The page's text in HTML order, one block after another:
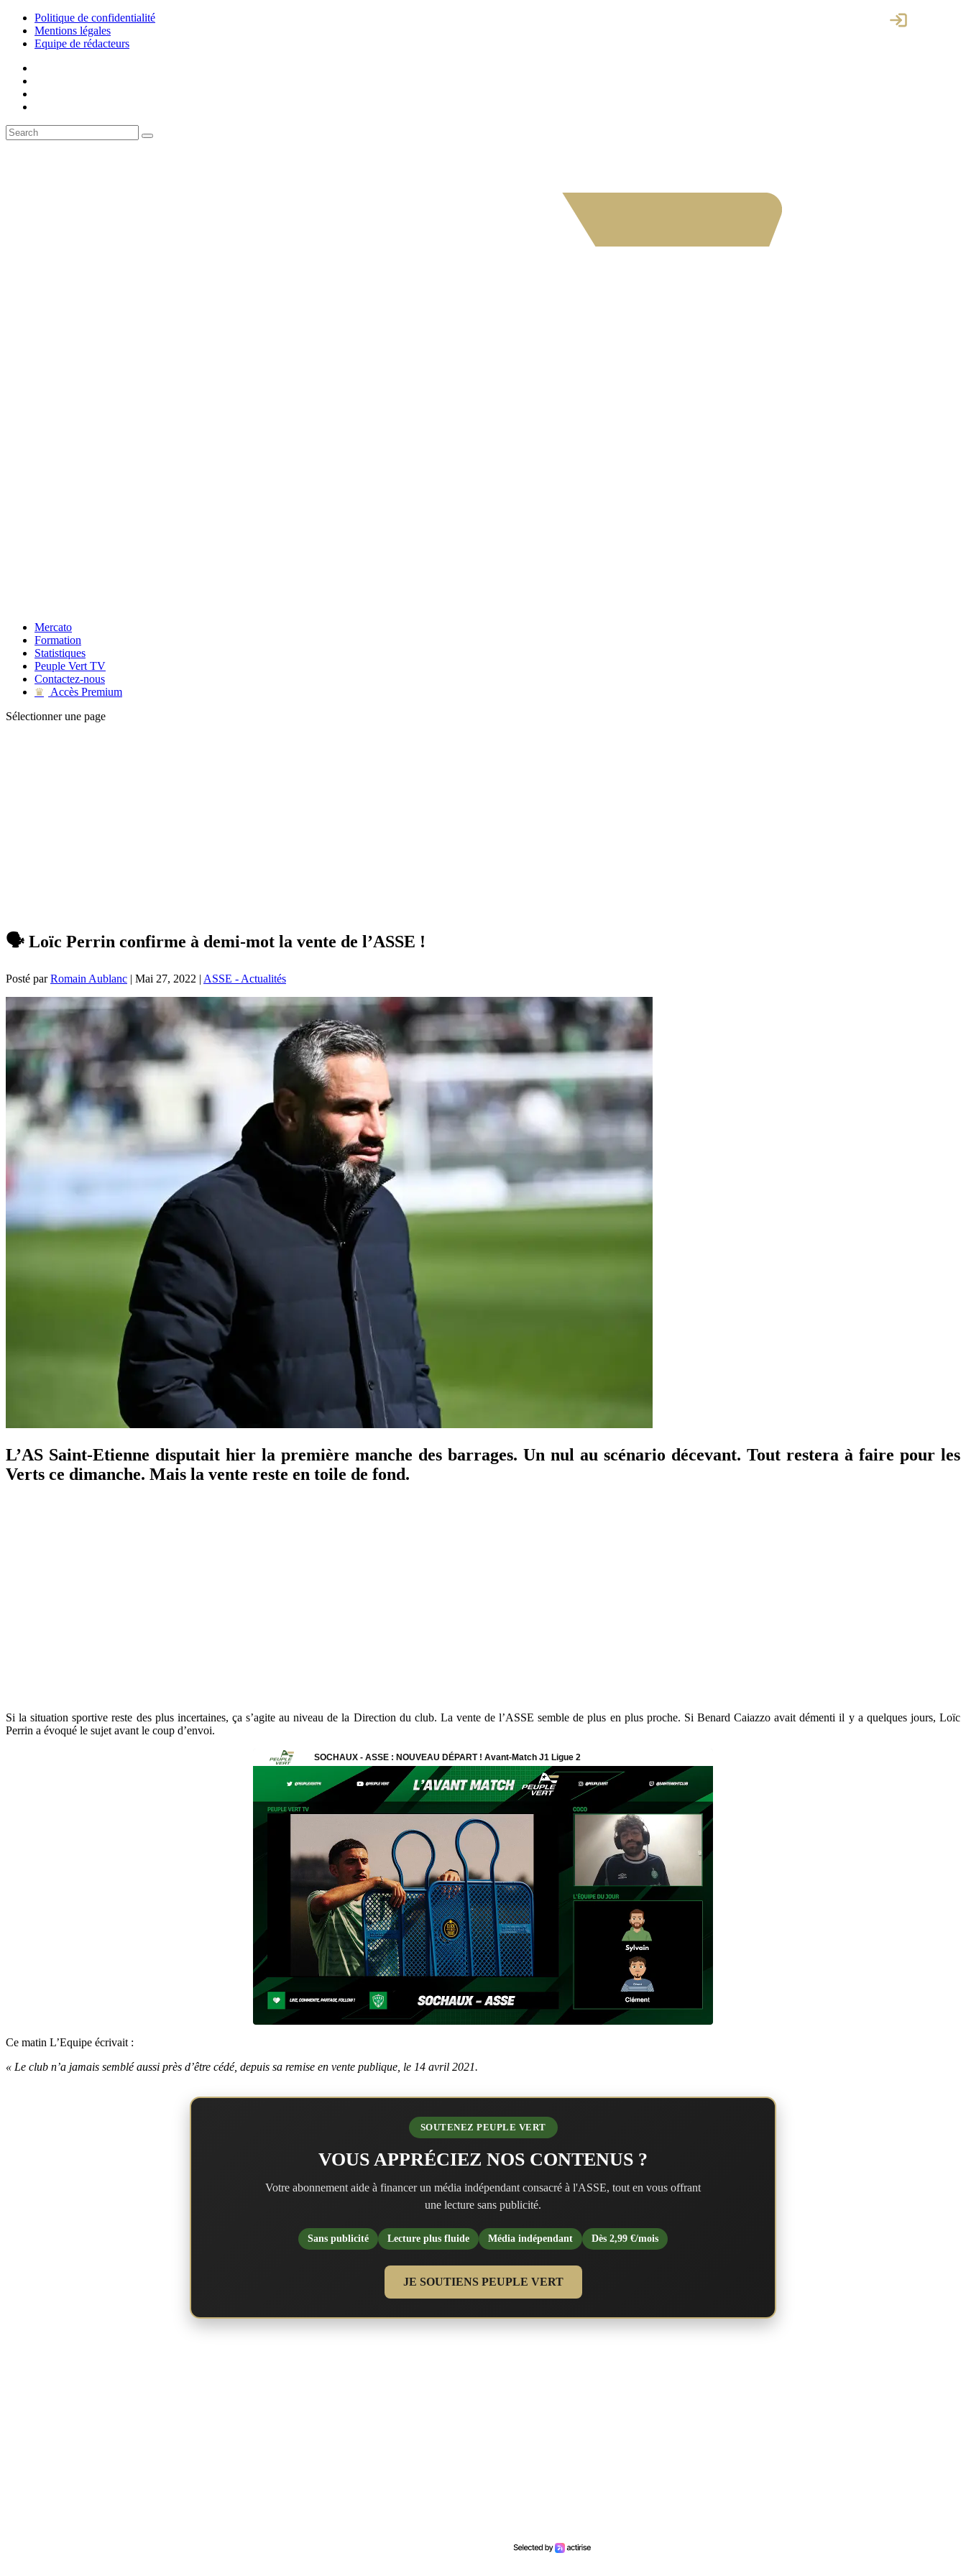
Politique de confidentialité
Mentions légales
Equipe de rédacteurs
Mercato
Formation
Statistiques
Peuple Vert TV
Contactez-nous
♛
Accès Premium
Sélectionner une page
🗣 Loïc Perrin confirme à demi-mot la vente de l’ASSE !
Posté parRomain Aublanc | Mai 27, 2022 | ASSE - Actualités
L’AS Saint-Etienne disputait hier la première manche des barrages. Un nul au scénario décevant. Tout restera à faire pour les
Verts ce dimanche. Mais la vente reste en toile de fond.
Si la situation sportive reste des plus incertaines, ça s’agite au niveau de la Direction du club. La vente de l’ASSE semble de plus en plus proche. Si Benard Caiazzo avait démenti il y a quelques jours, Loïc
Perrin a évoqué le sujet avant le coup d’envoi.
Ce matin L’Equipe écrivait :
« Le club n’a jamais semblé aussi près d’être cédé, depuis sa remise en vente publique, le 14 avril 2021.
SOUTENEZ PEUPLE VERT
VOUS APPRÉCIEZ NOS CONTENUS ?
Votre abonnement aide à financer un média indépendant consacré à l'ASSE, tout en vous offrant
une lecture sans publicité.
Sans publicité Lecture plus fluide Média indépendant Dès 2,99 €/mois
JE SOUTIENS PEUPLE VERT